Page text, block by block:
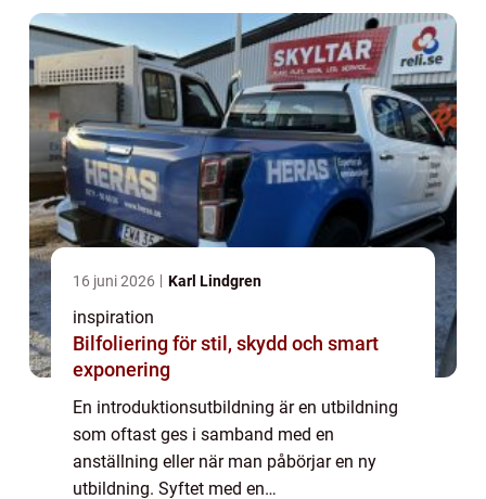
16 juni 2026 Karl Lindgren
inspiration
Bilfoliering för stil, skydd och smart
exponering
En introduktionsutbildning är en utbildning
som oftast ges i samband med en
anställning eller när man påbörjar en ny
utbildning. Syftet med en